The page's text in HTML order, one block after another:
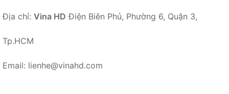
Địa chỉ: Vina HD Điện Biên Phủ, Phường 6, Quận 3,
Tp.HCM
Email: lienhe@vinahd.com